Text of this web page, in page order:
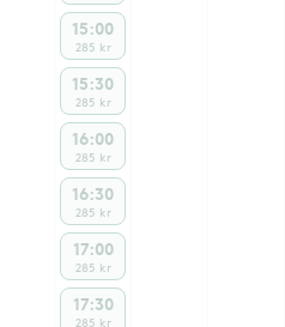
15:00
285 kr
15:30
285 kr
16:00
285 kr
16:30
285 kr
17:00
285 kr
17:30
285 kr